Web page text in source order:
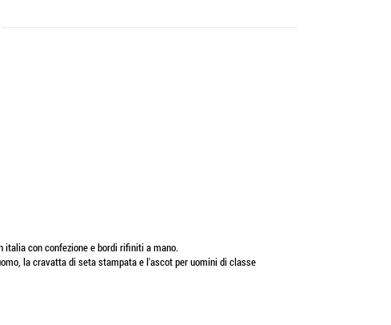
italia con confezione e bordi rifiniti a mano.
la cravatta di seta stampata e l'ascot per uomini di classe